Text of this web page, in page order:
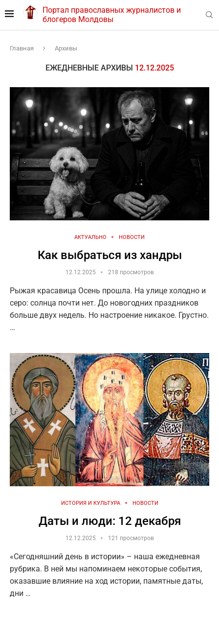
Портал православных журналистов и
блогеров Молдовы
Главная Архивы
ЕЖЕДНЕВНЫЕ АРХИВЫ 12.12.2025
АКТУАЛЬНО НОВОСТИ
Как выбраться из хандры
12.12.2025 218 просмотров
Рыжая красавица Осень прошла. На улице холодно и
серо: солнца почти нет. До новогодних праздников
больше двух недель. Но настроение никакое. Грустно.
…
ИСТОРИЯ И КУЛЬТУРА НОВОСТИ
Даты и люди: 12 декабря
12.12.2025 121 просмотров
«Сегодняшний день в истории» – наша ежедневная
рубрика. В ней мы напоминаем некоторые события,
оказавшие влияние на ход истории, памятные даты,
дни …